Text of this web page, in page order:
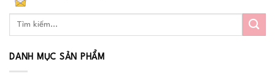
DANH MỤC SẢN PHẨM